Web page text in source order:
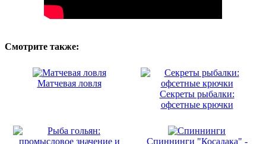
Смотрите также:
Матчевая ловля
Секреты рыбалки:
офсетные крючки
Спиннинги "Косадака" -